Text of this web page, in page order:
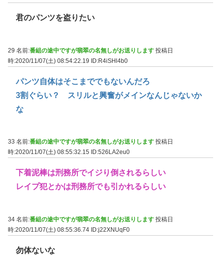
君のパンツを盗りたい
29 名前:番組の途中ですが翡翠の名無しがお送りします 投稿日
時:2020/11/07(土) 08:54:22.19 ID:R4iSHl4b0
パンツ自体はそこまででもないんだろ
3割ぐらい？ スリルと興奮がメインなんじゃないか
な
33 名前:番組の途中ですが翡翠の名無しがお送りします 投稿日
時:2020/11/07(土) 08:55:32.15
ID:526LA2eu0
下着泥棒は刑務所でイジり倒されるらしい
レイプ犯とかは刑務所でも引かれるらしい
34 名前:番組の途中ですが翡翠の名無しがお送りします 投稿日
時:2020/11/07(土) 08:55:36.74 ID:j22XNUqF0
勿体ないな